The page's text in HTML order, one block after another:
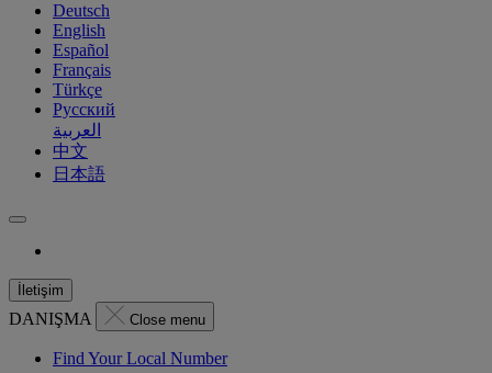
Deutsch
English
Español
Français
Türkçe
Русский
العربية
中文
日本語
İletişim
DANIŞMA Close menu
Find Your Local Number